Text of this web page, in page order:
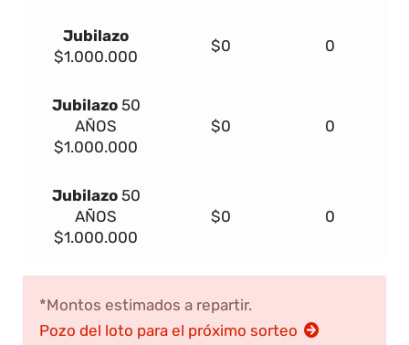
Jubilazo
$1.000.000
$0 0
Jubilazo50
AÑOS
$1.000.000
$0 0
Jubilazo50
AÑOS
$1.000.000
$0 0
*Montos estimados a repartir.
Pozo del loto para el próximo sorteo